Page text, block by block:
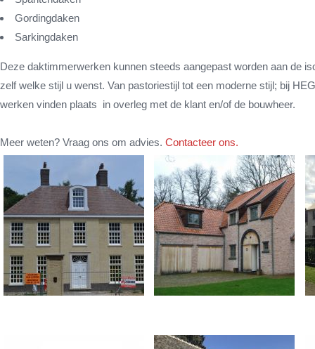
Gordingdaken
Sarkingdaken
Deze daktimmerwerken kunnen steeds aangepast worden aan de
zelf welke stijl u wenst. Van pastoriestijl tot een moderne stijl; bij
werken vinden plaats in overleg met de klant en/of de bouwheer.
Meer weten? Vraag ons om advies. Contacteer ons.